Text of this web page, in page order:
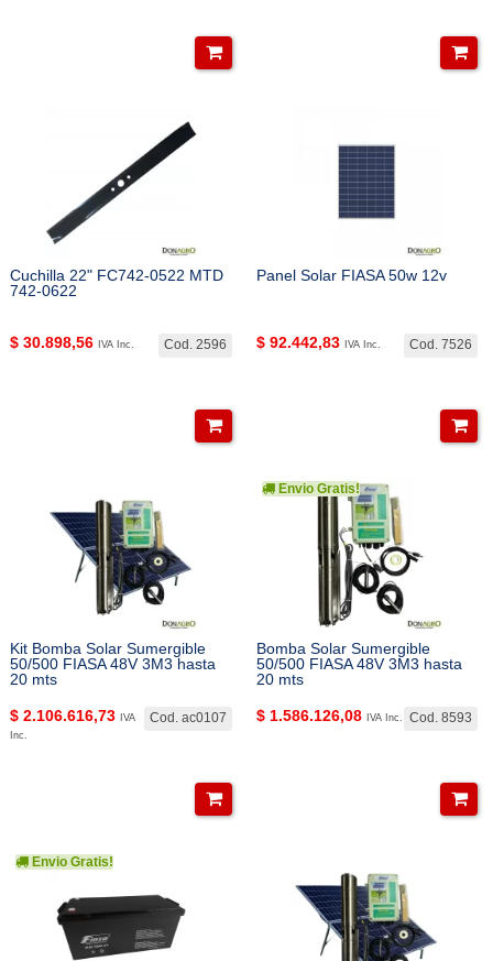
Cuchilla 22" FC742-0522 MTD
742-0622
Cod. 2596
$ 30.898,56 IVA Inc.
Panel Solar FIASA 50w 12v
Cod. 7526
$ 92.442,83 IVA Inc.
Kit Bomba Solar Sumergible
50/500 FIASA 48V 3M3 hasta
20 mts
Cod. ac0107
$ 2.106.616,73
IVA
Inc.
Envio Gratis!
Bomba Solar Sumergible
50/500 FIASA 48V 3M3 hasta
20 mts
Cod. 8593
$ 1.586.126,08 IVA Inc.
Envio Gratis!